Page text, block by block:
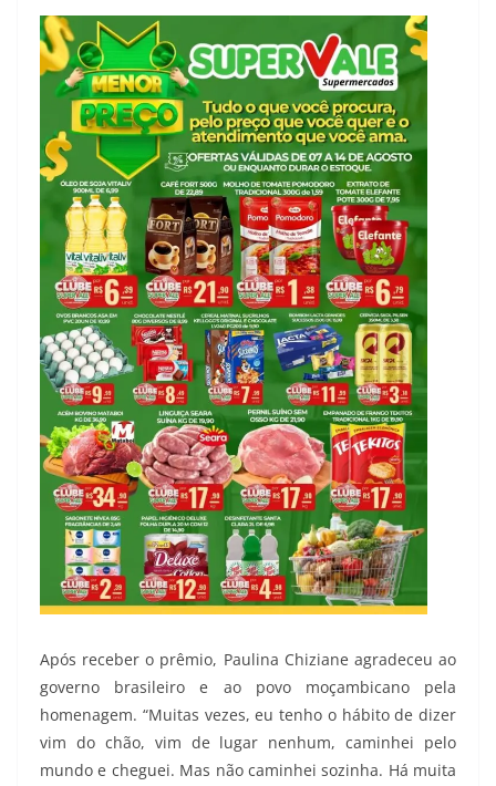
Após receber o prêmio, Paulina Chiziane agradeceu ao
governo brasileiro e ao povo moçambicano pela
homenagem. “Muitas vezes, eu tenho o hábito de dizer
vim do chão, vim de lugar nenhum, caminhei pelo
mundo e cheguei. Mas não caminhei sozinha. Há muita